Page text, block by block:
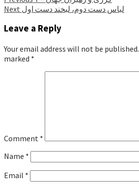
Next لباس دست دوم، لبخند دست اول
Leave a Reply
Your email address will not be published.
marked *
Comment *
Name *
Email *